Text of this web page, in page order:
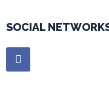
SOCIAL